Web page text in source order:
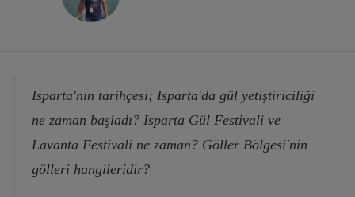
Isparta'nın tarihçesi; Isparta'da gül yetiştiriciliği
ne zaman başladı? Isparta Gül Festivali ve
Lavanta Festivali ne zaman? Göller Bölgesi'nin
gölleri hangileridir?